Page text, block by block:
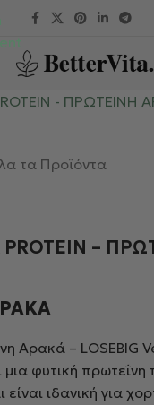
τα Προϊόντα
PROTEIN –
Αρακά – LOSEBIG
μια φυτική
ιδανική για